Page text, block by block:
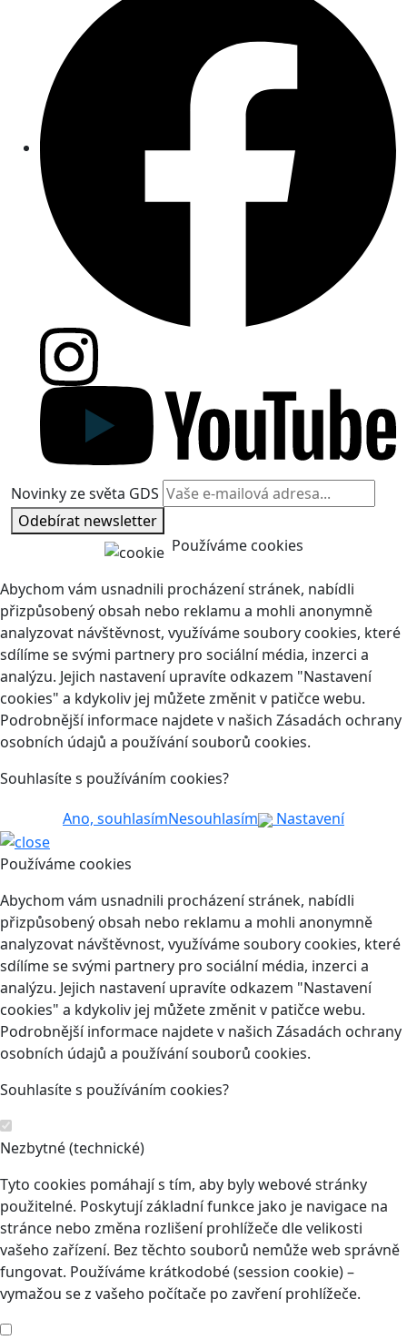
Novinky ze světa GDS
Odebírat newsletter
Používáme cookies
Abychom vám usnadnili procházení stránek, nabídli
přizpůsobený obsah nebo reklamu a mohli anonymně
analyzovat návštěvnost, využíváme soubory cookies, které
sdílíme se svými partnery pro sociální média, inzerci a
analýzu. Jejich nastavení upravíte odkazem "Nastavení
cookies" a kdykoliv jej můžete změnit v patičce webu.
Podrobnější informace najdete v našich Zásadách ochrany
osobních údajů a používání souborů cookies.
Souhlasíte s používáním cookies?
Ano, souhlasímNesouhlasím Nastavení
Používáme cookies
Abychom vám usnadnili procházení stránek, nabídli
přizpůsobený obsah nebo reklamu a mohli anonymně
analyzovat návštěvnost, využíváme soubory cookies, které
sdílíme se svými partnery pro sociální média, inzerci a
analýzu. Jejich nastavení upravíte odkazem "Nastavení
cookies" a kdykoliv jej můžete změnit v patičce webu.
Podrobnější informace najdete v našich Zásadách ochrany
osobních údajů a používání souborů cookies.
Souhlasíte s používáním cookies?
Nezbytné (technické)
Tyto cookies pomáhají s tím, aby byly webové stránky
použitelné. Poskytují základní funkce jako je navigace na
stránce nebo změna rozlišení prohlížeče dle velikosti
vašeho zařízení. Bez těchto souborů nemůže web správně
fungovat. Používáme krátkodobé (session cookie) –
vymažou se z vašeho počítače po zavření prohlížeče.